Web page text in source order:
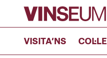
Anar al contingut
VISITA’NS